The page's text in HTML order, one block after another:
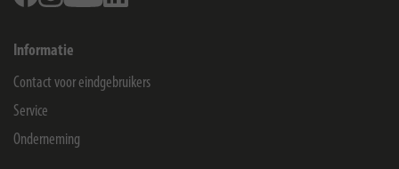
Informatie
Contact voor eindgebruikers
Service
Onderneming